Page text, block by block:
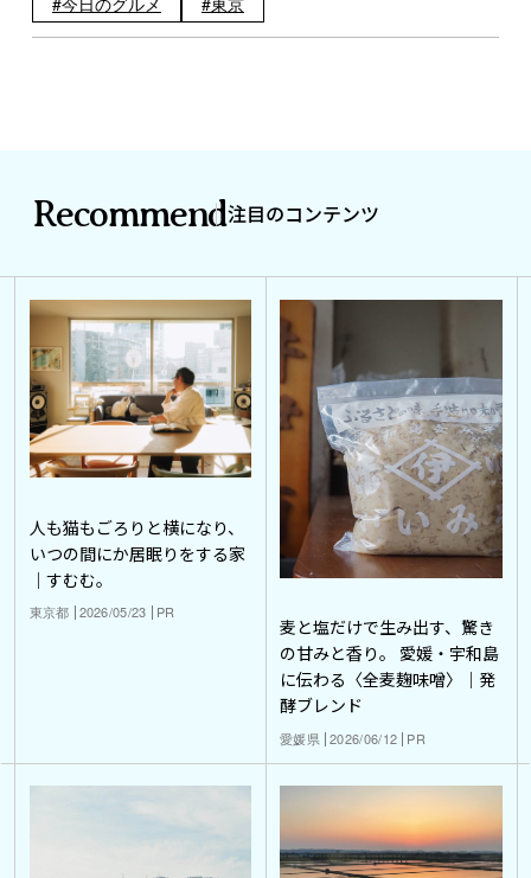
Recommend注目のコンテンツ
人も猫もごろりと横になり、
いつの間にか居眠りをする家
｜すむむ。
東京都 2026/05/23 PR
麦と塩だけで生み出す、驚き
の甘みと香り。 愛媛・宇和島
に伝わる〈全麦麹味噌〉｜発
酵ブレンド
愛媛県 2026/06/12 PR